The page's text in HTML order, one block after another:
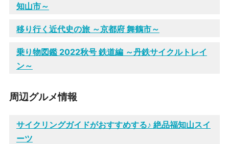
知山市～
移り行く近代史の旅 ～京都府 舞鶴市～
乗り物図鑑 2022秋号 鉄道編 ～丹鉄サイクルトレイ
ン～
周辺グルメ情報
サイクリングガイドがおすすめする♪ 絶品福知山スイ
ーツ